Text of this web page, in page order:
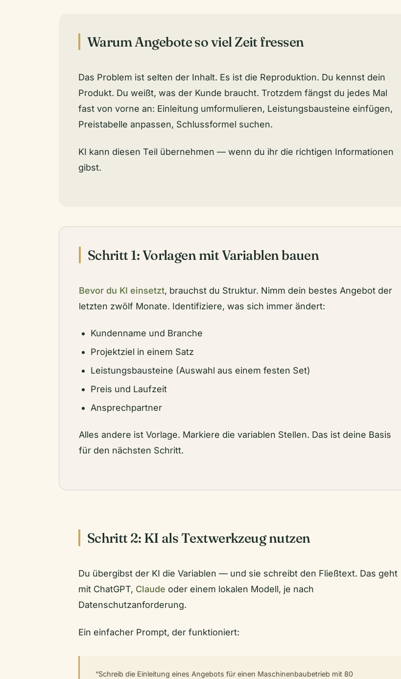
Warum Angebote so viel Zeit fressen
Das Problem ist selten der Inhalt. Es ist die Reproduktion. Du kennst dein
Produkt. Du weißt, was der Kunde braucht. Trotzdem fängst du jedes Mal
fast von vorne an: Einleitung umformulieren, Leistungsbausteine einfügen,
Preistabelle anpassen, Schlussformel suchen.
KI kann diesen Teil übernehmen — wenn du ihr die richtigen Informationen
gibst.
Schritt 1: Vorlagen mit Variablen bauen
Bevor du KI einsetzt, brauchst du Struktur. Nimm dein bestes Angebot der
letzten zwölf Monate. Identifiziere, was sich immer ändert:
Kundenname und Branche
Projektziel in einem Satz
Leistungsbausteine (Auswahl aus einem festen Set)
Preis und Laufzeit
Ansprechpartner
Alles andere ist Vorlage. Markiere die variablen Stellen. Das ist deine Basis
für den nächsten Schritt.
Schritt 2: KI als Textwerkzeug nutzen
Du übergibst der KI die Variablen — und sie schreibt den Fließtext. Das geht
mit ChatGPT, Claude oder einem lokalen Modell, je nach
Datenschutzanforderung.
Ein einfacher Prompt, der funktioniert:
“Schreib die Einleitung eines Angebots für einen Maschinenbaubetrieb mit 80